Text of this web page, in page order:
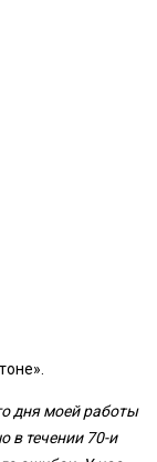
дня моей работы
в течении 70-и